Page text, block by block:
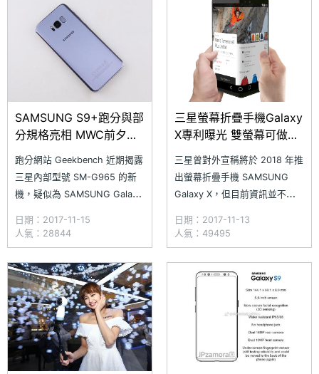
999 元（含）以上搭配「全螢
幕」手機，可享第一年上網吃到
飽、VoLTE 月租免費（原價 30
體驗。第一位粉絲與曾沛慈一起
透過 Galaxy Note 8 自拍，並
SAMSUNG S9+跑分與部
分規格亮相 MWC前夕可
能推出
跑分網站 Geekbench 近期揭露
三星內部型號 SM-G965 的新
機，疑似為 SAMSUNG Galaxy
顯示該機單核心 1,191 分，多核
心為 3,835 分，運行 Android
8.0 Oreo 作業系統，不過僅搭
載 4GB RAM，與先前所傳的
6GB
日期：2017-11-15
人氣：28844
三星螢幕折疊手機Galaxy
X專利曝光 雙螢幕可做更
多事
三星曾對外宣稱將於 2018 年推
出螢幕折疊手機 SAMSUNG
Galaxy X，但目前資訊並不
前網路流出三星螢幕折疊手機專
利，疑似為左右兩側摺疊的二合
一裝置，類似近期推出的 ZTE
AXON M 概念，具備單螢幕、
雙螢幕、擴展等模式。像是玩賽
車遊戲時，橫向操作後上方螢
日期：2017-11-13
人氣：49495